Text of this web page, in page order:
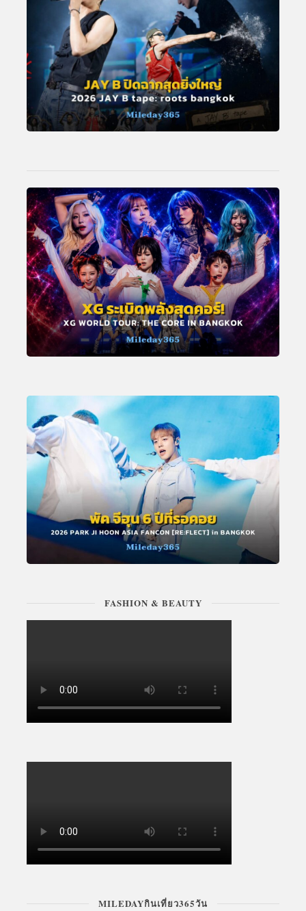
FASHION & BEAUTY
MILEDAYกินเที่ยว365วัน